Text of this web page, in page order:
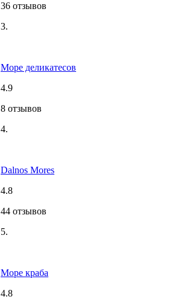
36 отзывов
3.
Море деликатесов
4.9
8 отзывов
4.
Dalnos Mores
4.8
44 отзывов
5.
Море краба
4.8